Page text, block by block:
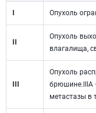
Опухоль
Опухоль
влагалища,
Опухоль
брюшине.IIIA
метастазы в